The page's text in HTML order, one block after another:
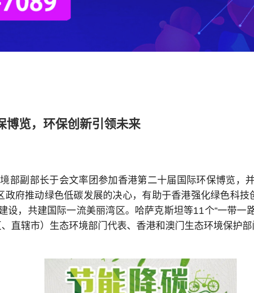
博览，环保创新引领未来
部副部长于会文率团参加香港第二十届国际环保博览，
政府推动绿色低碳发展的决心，有助于香港强化绿色科
设，共建国际一流美丽湾区。哈萨克斯坦等11个“一带一
直辖市）生态环境部门代表、香港和澳门生态环境保护